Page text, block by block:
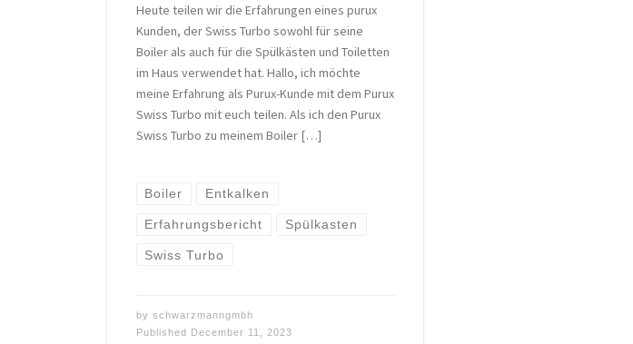
Heute teilen wir die Erfahrungen eines purux
Kunden, der Swiss Turbo sowohl für seine
Boiler als auch für die Spülkästen und Toiletten
im Haus verwendet hat. Hallo, ich möchte
meine Erfahrung als Purux-Kunde mit dem Purux
Swiss Turbo mit euch teilen. Als ich den Purux
Swiss Turbo zu meinem Boiler […]
Boiler Entkalken
Erfahrungsbericht Spülkasten
Swiss Turbo
by schwarzmanngmbh
Published December 11, 2023